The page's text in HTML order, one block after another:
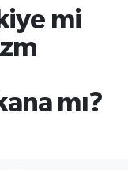
mi
mı?